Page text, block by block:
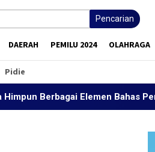
Pencarian
DAERAH PEMILU 2024 OLAHRAGA
Pidie
Elemen Bahas Penguatan